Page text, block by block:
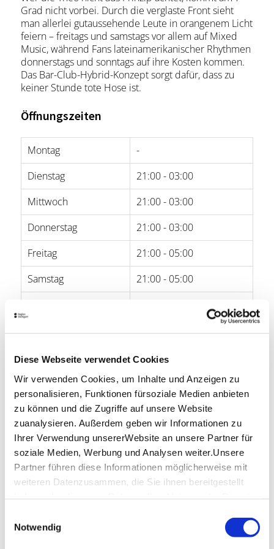
Diese Webseite verwendet Cookies
Wir verwenden Cookies, um Inhalte und Anzeigen zu
personalisieren, Funktionen fürsoziale Medien anbieten
zu können und die Zugriffe auf unsere Website
zuanalysieren. Außerdem geben wir Informationen zu
Ihrer Verwendung unsererWebsite an unsere Partner für
soziale Medien, Werbung und Analysen weiter.Unsere
Partner führen diese Informationen möglicherweise mit
weiteren Datenzusammen, die Sie ihnen bereitgestellt
Impressum
Notwendig
Grad nicht vorbei. Durch die verglaste Front sieht
man allerlei gutaussehende Leute in orangenem Licht
feiern – freitags und samstags vor allem auf Mixed
Music, während Fans lateinamerikanischer Rhythmen
donnerstags und sonntags auf ihre Kosten kommen.
Das Bar-Club-Hybrid-Konzept sorgt dafür, dass zu
keiner Stunde tote Hose ist.
Öffnungszeiten
Montag
-
Dienstag
21:00 - 03:00
Mittwoch
21:00 - 03:00
Donnerstag
21:00 - 03:00
Freitag
21:00 - 05:00
Samstag
21:00 - 05:00
Lage & Kontakt
7 Grad
Theodor-Heuss-Str. 32
70174 Stuttgart
Telefon:0711/48 98 39 25
Website:7grad-stuttgart.de
Planen Sie Ihre Anreise